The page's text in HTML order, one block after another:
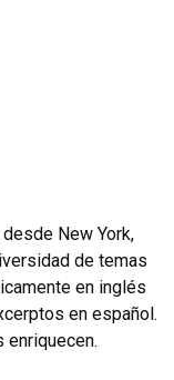
New York,
de temas
en inglés
en español.
enriquecen.